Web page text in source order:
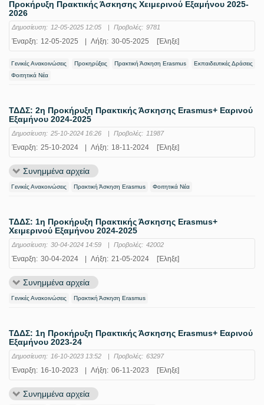
Προκήρυξη Πρακτικής Άσκησης Χειμερινού Εξαμήνου 2025-
2026
Δημοσίευση: 12-05-2025 12:05 | Προβολές: 9781
Έναρξη: 12-05-2025 | Λήξη: 30-05-2025 [Έληξε]
Γενικές Ανακοινώσεις Προκηρύξεις Πρακτική Άσκηση Erasmus
Εκπαιδευτικές Δράσεις
Φοιτητικά Νέα
ΤΔΔΣ: 2η Προκήρυξη Πρακτικής Άσκησης Erasmus+ Εαρινού
Εξαμήνου 2024-2025
Δημοσίευση: 25-10-2024 16:26 | Προβολές: 11987
Έναρξη: 25-10-2024 | Λήξη: 18-11-2024 [Έληξε]
Συνημμένα αρχεία
Γενικές Ανακοινώσεις Πρακτική Άσκηση Erasmus Φοιτητικά Νέα
ΤΔΔΣ: 1η Προκήρυξη Πρακτικής Άσκησης Erasmus+
Χειμερινού Εξαμήνου 2024-2025
Δημοσίευση: 30-04-2024 14:59 | Προβολές: 42002
Έναρξη: 30-04-2024 | Λήξη: 21-05-2024 [Έληξε]
Συνημμένα αρχεία
Γενικές Ανακοινώσεις Πρακτική Άσκηση Erasmus
ΤΔΔΣ: 1η Προκήρυξη Πρακτικής Άσκησης Erasmus+ Εαρινού
Εξαμήνου 2023-24
Δημοσίευση: 16-10-2023 13:52 | Προβολές: 63297
Έναρξη: 16-10-2023 | Λήξη: 06-11-2023 [Έληξε]
Συνημμένα αρχεία